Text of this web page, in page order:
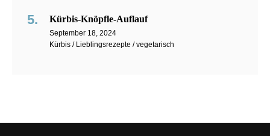
Kürbis-Knöpfle-Auflauf
September 18, 2024
Kürbis / Lieblingsrezepte / vegetarisch